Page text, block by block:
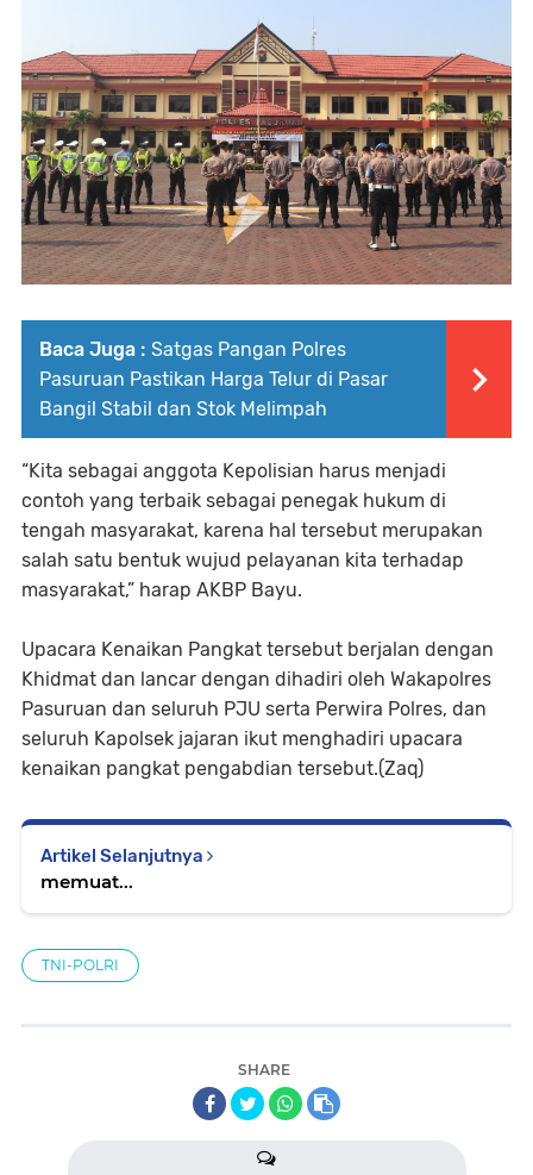
Baca Juga : Satgas Pangan Polres
Pasuruan Pastikan Harga Telur di Pasar
Bangil Stabil dan Stok Melimpah
“Kita sebagai anggota Kepolisian harus menjadi
contoh yang terbaik sebagai penegak hukum di
tengah masyarakat, karena hal tersebut merupakan
salah satu bentuk wujud pelayanan kita terhadap
masyarakat,” harap AKBP Bayu.
Upacara Kenaikan Pangkat tersebut berjalan dengan
Khidmat dan lancar dengan dihadiri oleh Wakapolres
Pasuruan dan seluruh PJU serta Perwira Polres, dan
seluruh Kapolsek jajaran ikut menghadiri upacara
kenaikan pangkat pengabdian tersebut.(Zaq)
Artikel Selanjutnya
memuat...
TNI-POLRI
SHARE